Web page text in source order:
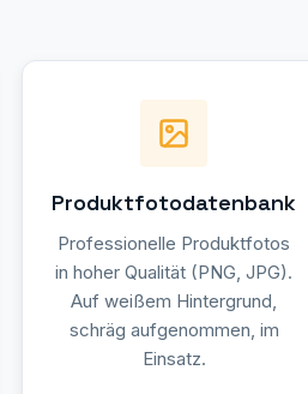
Produktfotodatenbank
Professionelle Produktfotos
in hoher Qualität (PNG, JPG).
Auf weißem Hintergrund,
schräg aufgenommen, im
Einsatz.